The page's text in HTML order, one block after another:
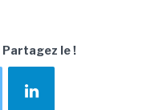
Partagez le !